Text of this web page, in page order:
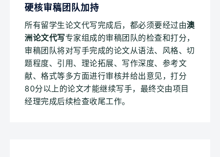
硬核审稿团队加持
所有留学生论文代写完成后，都必须要经过由澳
洲论文代写专家组成的审稿团队的检查和打分，
审稿团队将对写手完成的论文从语法、风格、切
题程度、引用、理论拓展、写作深度、参考文
献、格式等多方面进行审核并给出意见，打分
80分以上的论文才能继续写手，最终交由项目
经理完成后续检查收尾工作。